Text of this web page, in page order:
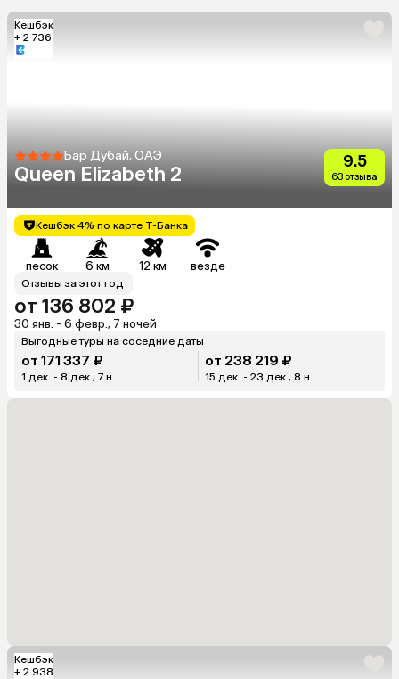
Кешбэк
+ 2 736
Бар Дубай, ОАЭ
Queen Elizabeth 2
9.5
63 отзыва
Кешбэк 4% по карте Т-Банка
песок 6 км 12 км везде
Отзывы за этот год
от 136 802 ₽
30 янв. - 6 февр., 7 ночей
Выгодные туры на соседние даты
от 171 337 ₽
1 дек. - 8 дек., 7 н.
от 238 219 ₽
15 дек. - 23 дек., 8 н.
Кешбэк
+ 2 938